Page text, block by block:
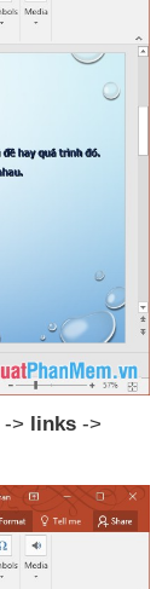
-> links ->